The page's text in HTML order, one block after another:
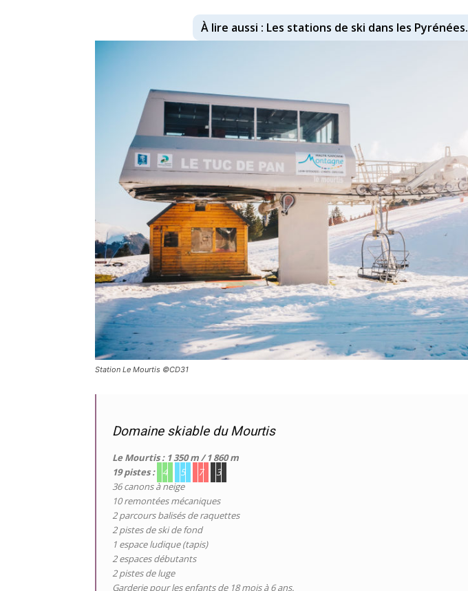
À lire aussi : Les stations de ski dans les Pyrénées.
Station Le Mourtis ©CD31
Domaine skiable du Mourtis
Le Mourtis : 1 350 m / 1 860 m
19 pistes :
4 5 7
3
36 canons à neige
10 remontées mécaniques
2 parcours balisés de raquettes
2 pistes de ski de fond
1 espace ludique (tapis)
2 espaces débutants
2 pistes de luge
Garderie pour les enfants de 18 mois à 6 ans.